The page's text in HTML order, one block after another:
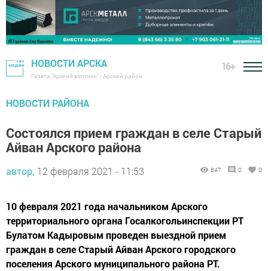
НОВОСТИ АРСКА
Газета "Арский вестник" - Арский район
16+
НОВОСТИ РАЙОНА
Состоялся прием граждан в селе Старый
Айван Арского района
автор, 12 февраля 2021 - 11:53 847 0 0
10 февраля 2021 года начальником Арского
территориального органа Госалкогольинспекции РТ
Булатом Кадыровым проведен выездной прием
граждан в селе Старый Айван Арского городского
поселения Арского муниципального района РТ.